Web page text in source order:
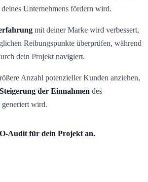
deines Unternehmens fördern wird.
mit deiner Marke wird verbessert,
Reibungspunkte überprüfen, während
dein Projekt navigiert.
Anzahl potenzieller Kunden anziehen,
der Einnahmen des
generiert wird.
Audit für dein Projekt an.